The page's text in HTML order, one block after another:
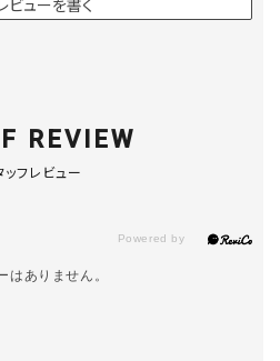
レビューを書く
REVIEW
ッフレビュー
はありません。